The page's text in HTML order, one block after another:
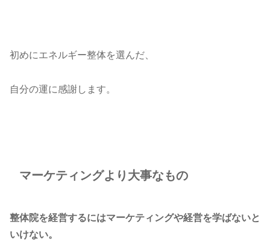
初めにエネルギー整体を選んだ、
自分の運に感謝します。
マーケティングより大事なもの
整体院を経営するにはマーケティングや経営を学ばないと
いけない。